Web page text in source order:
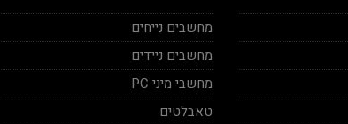
מחשבים נייחים
מחשבים ניידים
מחשבי מיני PC
טאבלטים